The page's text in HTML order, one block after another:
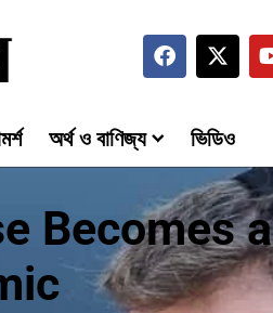
অর্থ ও বাণিজ্য ভিডিও
Becomes a